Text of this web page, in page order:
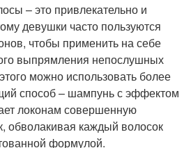
– это привлекательно и
девушки часто пользуются
чтобы применить на себе
выпрямления непослушных
можно использовать более
способ – шампунь с эффектом
локонам совершенную
обволакивая каждый волосок
формулой.